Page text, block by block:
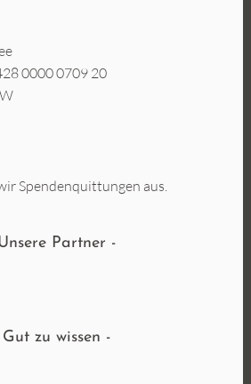
0000 0709 20
Spendenquittungen aus.
Partner
Gut zu wissen